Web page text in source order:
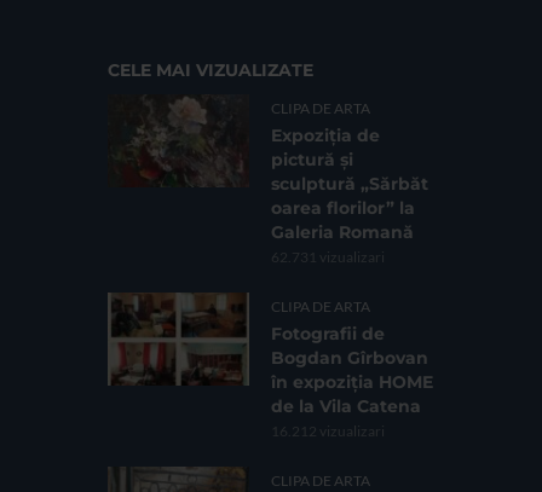
CELE MAI VIZUALIZATE
CLIPA DE ARTA
Expoziția de
pictură și
sculptură „Sărbăt
oarea florilor” la
Galeria Romană
62.731 vizualizari
CLIPA DE ARTA
Fotografii de
Bogdan Gîrbovan
în expoziția HOME
de la Vila Catena
16.212 vizualizari
CLIPA DE ARTA